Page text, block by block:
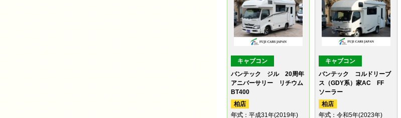
キャブコン
バンテック ジル 20周年
アニバーサリー リチウム
BT400
柏店
年式：平成31年(2019年)
キャブコン
バンテック コルドリーブ
ス（GDY系）家AC FF
ソーラー
柏店
年式：令和5年(2023年)